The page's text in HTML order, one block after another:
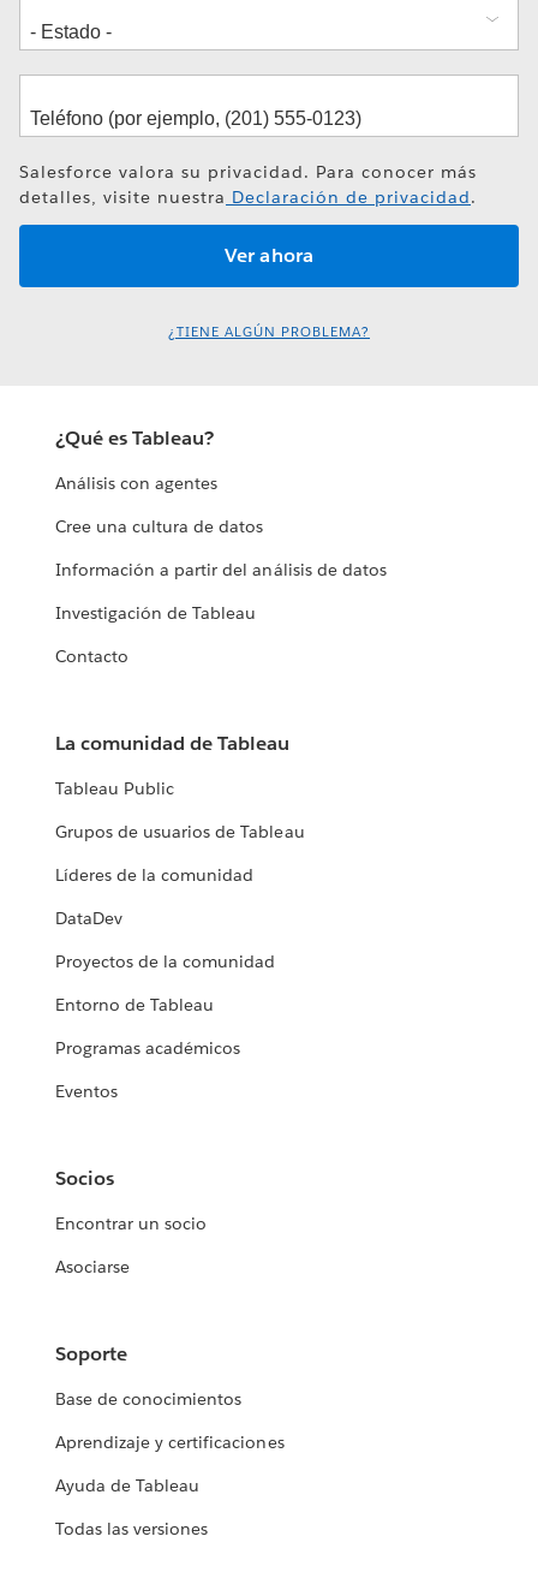
Salesforce valora su privacidad. Para conocer más
detalles, visite nuestra Declaración de privacidad.
¿TIENE ALGÚN PROBLEMA?
¿Qué es Tableau?
Análisis con agentes
Cree una cultura de datos
Información a partir del análisis de datos
Investigación de Tableau
Contacto
La comunidad de Tableau
Tableau Public
Grupos de usuarios de Tableau
Líderes de la comunidad
DataDev
Proyectos de la comunidad
Entorno de Tableau
Programas académicos
Eventos
Socios
Encontrar un socio
Asociarse
Soporte
Base de conocimientos
Aprendizaje y certificaciones
Ayuda de Tableau
Todas las versiones